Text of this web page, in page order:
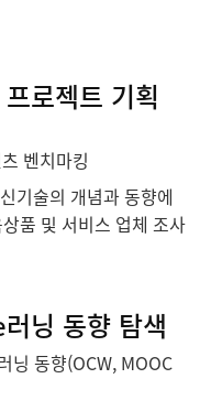
로젝트 기획
벤치마킹
기술의 개념과 동향에
품 및 서비스 업체 조사
닝 동향 탐색
닝 동향(OCW, MOOC